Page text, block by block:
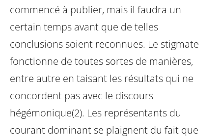
commencé à publier, mais il faudra un
certain temps avant que de telles
conclusions soient reconnues. Le stigmate
fonctionne de toutes sortes de manières,
entre autre en taisant les résultats qui ne
concordent pas avec le discours
hégémonique(2). Les représentants du
courant dominant se plaignent du fait que